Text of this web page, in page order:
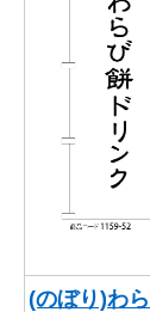
(のぼり)わ